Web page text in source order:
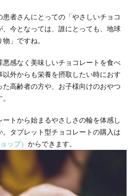
者さんにとっての「やさしいチョコ
、今となっては、誰にとっても、地球
」ですね。
悪感なく美味しいチョコレートを食べ
外からも栄養を摂取したい時におす
高齢者の方や、お子様向けのおやつ
トから始まるやさしさの輪を体感し
タブレット型チョコレートの購入は
ップ） からできます。